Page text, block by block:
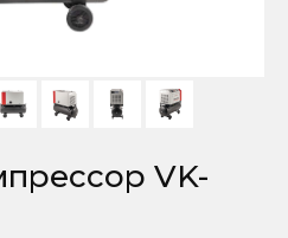
VK-